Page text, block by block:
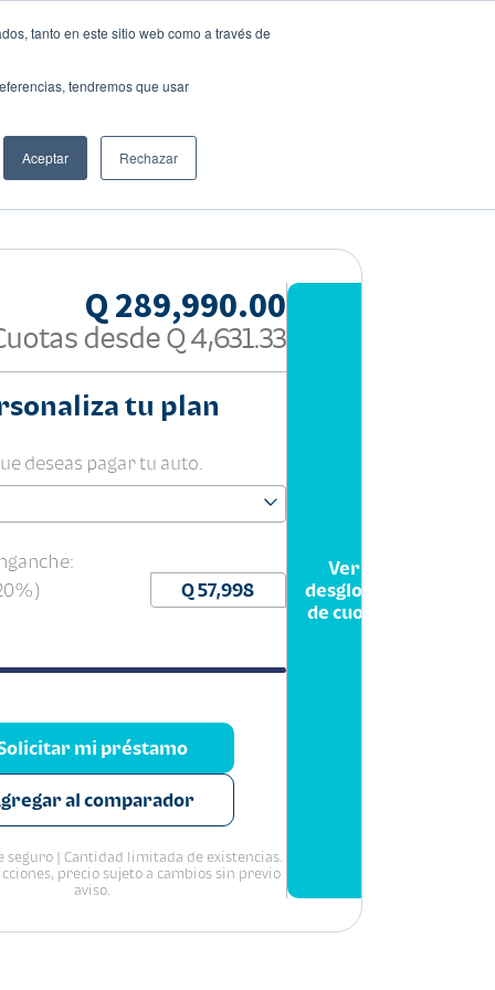
tanto en este sitio web como a través de
tendremos que usar
Aceptar Rechazar
Compartir:
Q 289,990.00
desde Q 4,631.33
tu plan
deseas pagar tu auto.
mi préstamo
al comparador
seguro | Cantidad limitada de existencias.
precio sujeto a cambios sin previo
aviso.
Ver
desglose
de cuota